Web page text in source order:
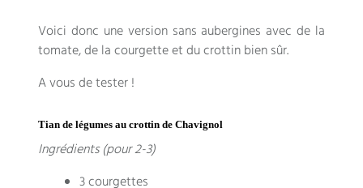
Voici donc une version sans aubergines avec de la
tomate, de la courgette et du crottin bien sûr.
A vous de tester !
Tian de légumes au crottin de Chavignol
Ingrédients (pour 2-3)
3 courgettes